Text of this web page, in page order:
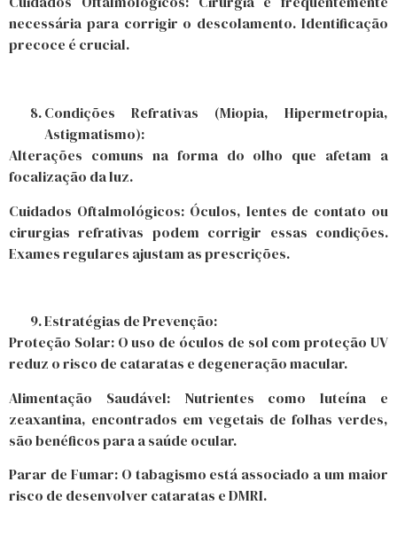
necessária para corrigir o descolamento. Identificação
precoce é crucial.
Condições Refrativas (Miopia, Hipermetropia,
Astigmatismo):
Alterações comuns na forma do olho que afetam a
focalização da luz.
Cuidados Oftalmológicos: Óculos, lentes de contato ou
cirurgias refrativas podem corrigir essas condições.
Exames regulares ajustam as prescrições.
Estratégias de Prevenção:
Proteção Solar: O uso de óculos de sol com proteção UV
reduz o risco de cataratas e degeneração macular.
Alimentação Saudável: Nutrientes como luteína e
zeaxantina, encontrados em vegetais de folhas verdes,
são benéficos para a saúde ocular.
Parar de Fumar: O tabagismo está associado a um maior
risco de desenvolver cataratas e DMRI.